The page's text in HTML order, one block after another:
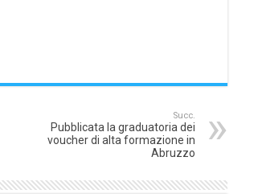
Succ.
Pubblicata la graduatoria dei
voucher di alta formazione in
Abruzzo